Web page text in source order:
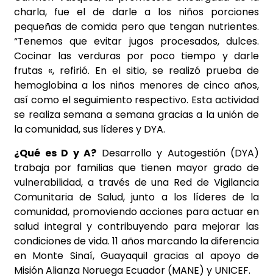
charla, fue el de darle a los niños porciones
pequeñas de comida pero que tengan nutrientes.
“Tenemos que evitar jugos procesados, dulces.
Cocinar las verduras por poco tiempo y darle
frutas «, refirió. En el sitio, se realizó prueba de
hemoglobina a los niños menores de cinco años,
así como el seguimiento respectivo. Esta actividad
se realiza semana a semana gracias a la unión de
la comunidad, sus líderes y DYA.
¿Qué es D y A? Desarrollo y Autogestión (DYA)
trabaja por familias que tienen mayor grado de
vulnerabilidad, a través de una Red de Vigilancia
Comunitaria de Salud, junto a los líderes de la
comunidad, promoviendo acciones para actuar en
salud integral y contribuyendo para mejorar las
condiciones de vida. 11 años marcando la diferencia
en Monte Sinaí, Guayaquil gracias al apoyo de
Misión Alianza Noruega Ecuador (MANE) y UNICEF.